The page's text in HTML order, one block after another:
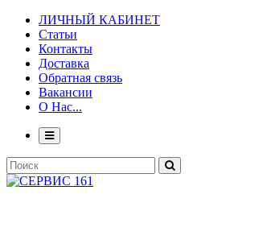
ЛИЧНЫЙ КАБИНЕТ
Статьи
Контакты
Доставка
Обратная связь
Вакансии
О Нас...